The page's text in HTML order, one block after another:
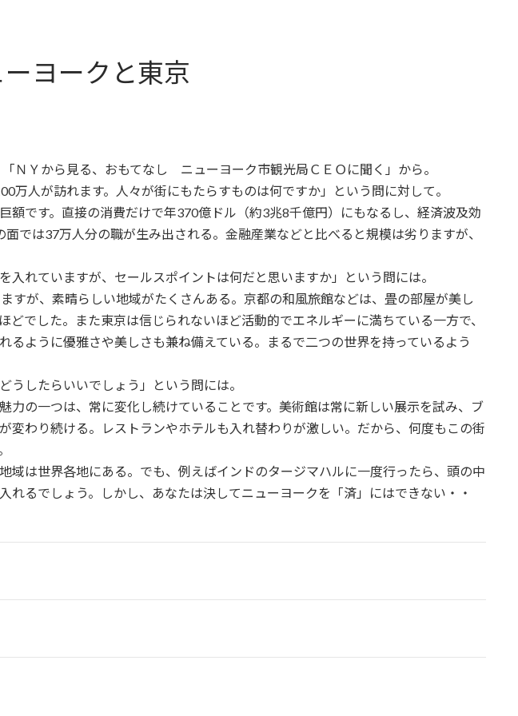
ヨークと東京
ＮＹから見る、おもてなし ニューヨーク市観光局ＣＥＯに聞く」から。
万人が訪れます。人々が街にもたらすものは何ですか」という問に対して。
額です。直接の消費だけで年370億ドル（約3兆8千億円）にもなるし、経済波及効
では37万人分の職が生み出される。金融産業などと比べると規模は劣りますが、
入れていますが、セールスポイントは何だと思いますか」という問には。
すが、素晴らしい地域がたくさんある。京都の和風旅館などは、畳の部屋が美し
どでした。また東京は信じられないほど活動的でエネルギーに満ちている一方で、
るように優雅さや美しさも兼ね備えている。まるで二つの世界を持っているよう
うしたらいいでしょう」という問には。
力の一つは、常に変化し続けていることです。美術館は常に新しい展示を試み、ブ
変わり続ける。レストランやホテルも入れ替わりが激しい。だから、何度もこの街
域は世界各地にある。でも、例えばインドのタージマハルに一度行ったら、頭の中
れるでしょう。しかし、あなたは決してニューヨークを「済」にはできない・・